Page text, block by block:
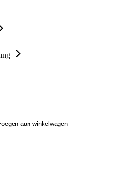
aan winkelwagen